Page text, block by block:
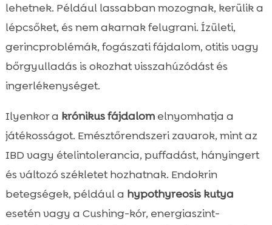
lehetnek. Például lassabban mozognak, kerülik a
lépcsőket, és nem akarnak felugrani. Ízületi,
gerincproblémák, fogászati fájdalom, otitis vagy
bőrgyulladás is okozhat visszahúzódást és
ingerlékenységet.
Ilyenkor a krónikus fájdalomelnyomhatja a
játékosságot. Emésztőrendszeri zavarok, mint az
IBD vagy ételintolerancia, puffadást, hányingert
és változó székletet hozhatnak. Endokrin
betegségek, például a hypothyreosis kutya
esetén vagy a Cushing-kór, energiaszint-